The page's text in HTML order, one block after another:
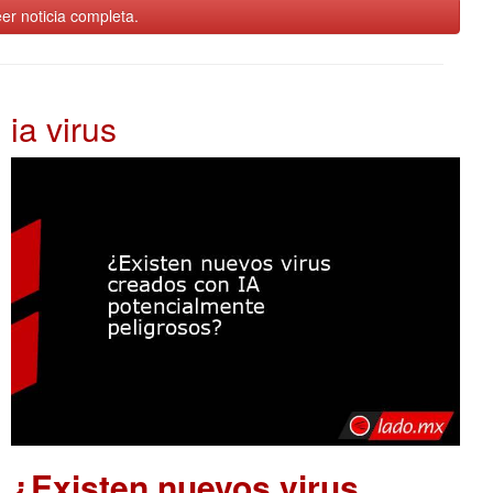
noticia completa.
ia virus